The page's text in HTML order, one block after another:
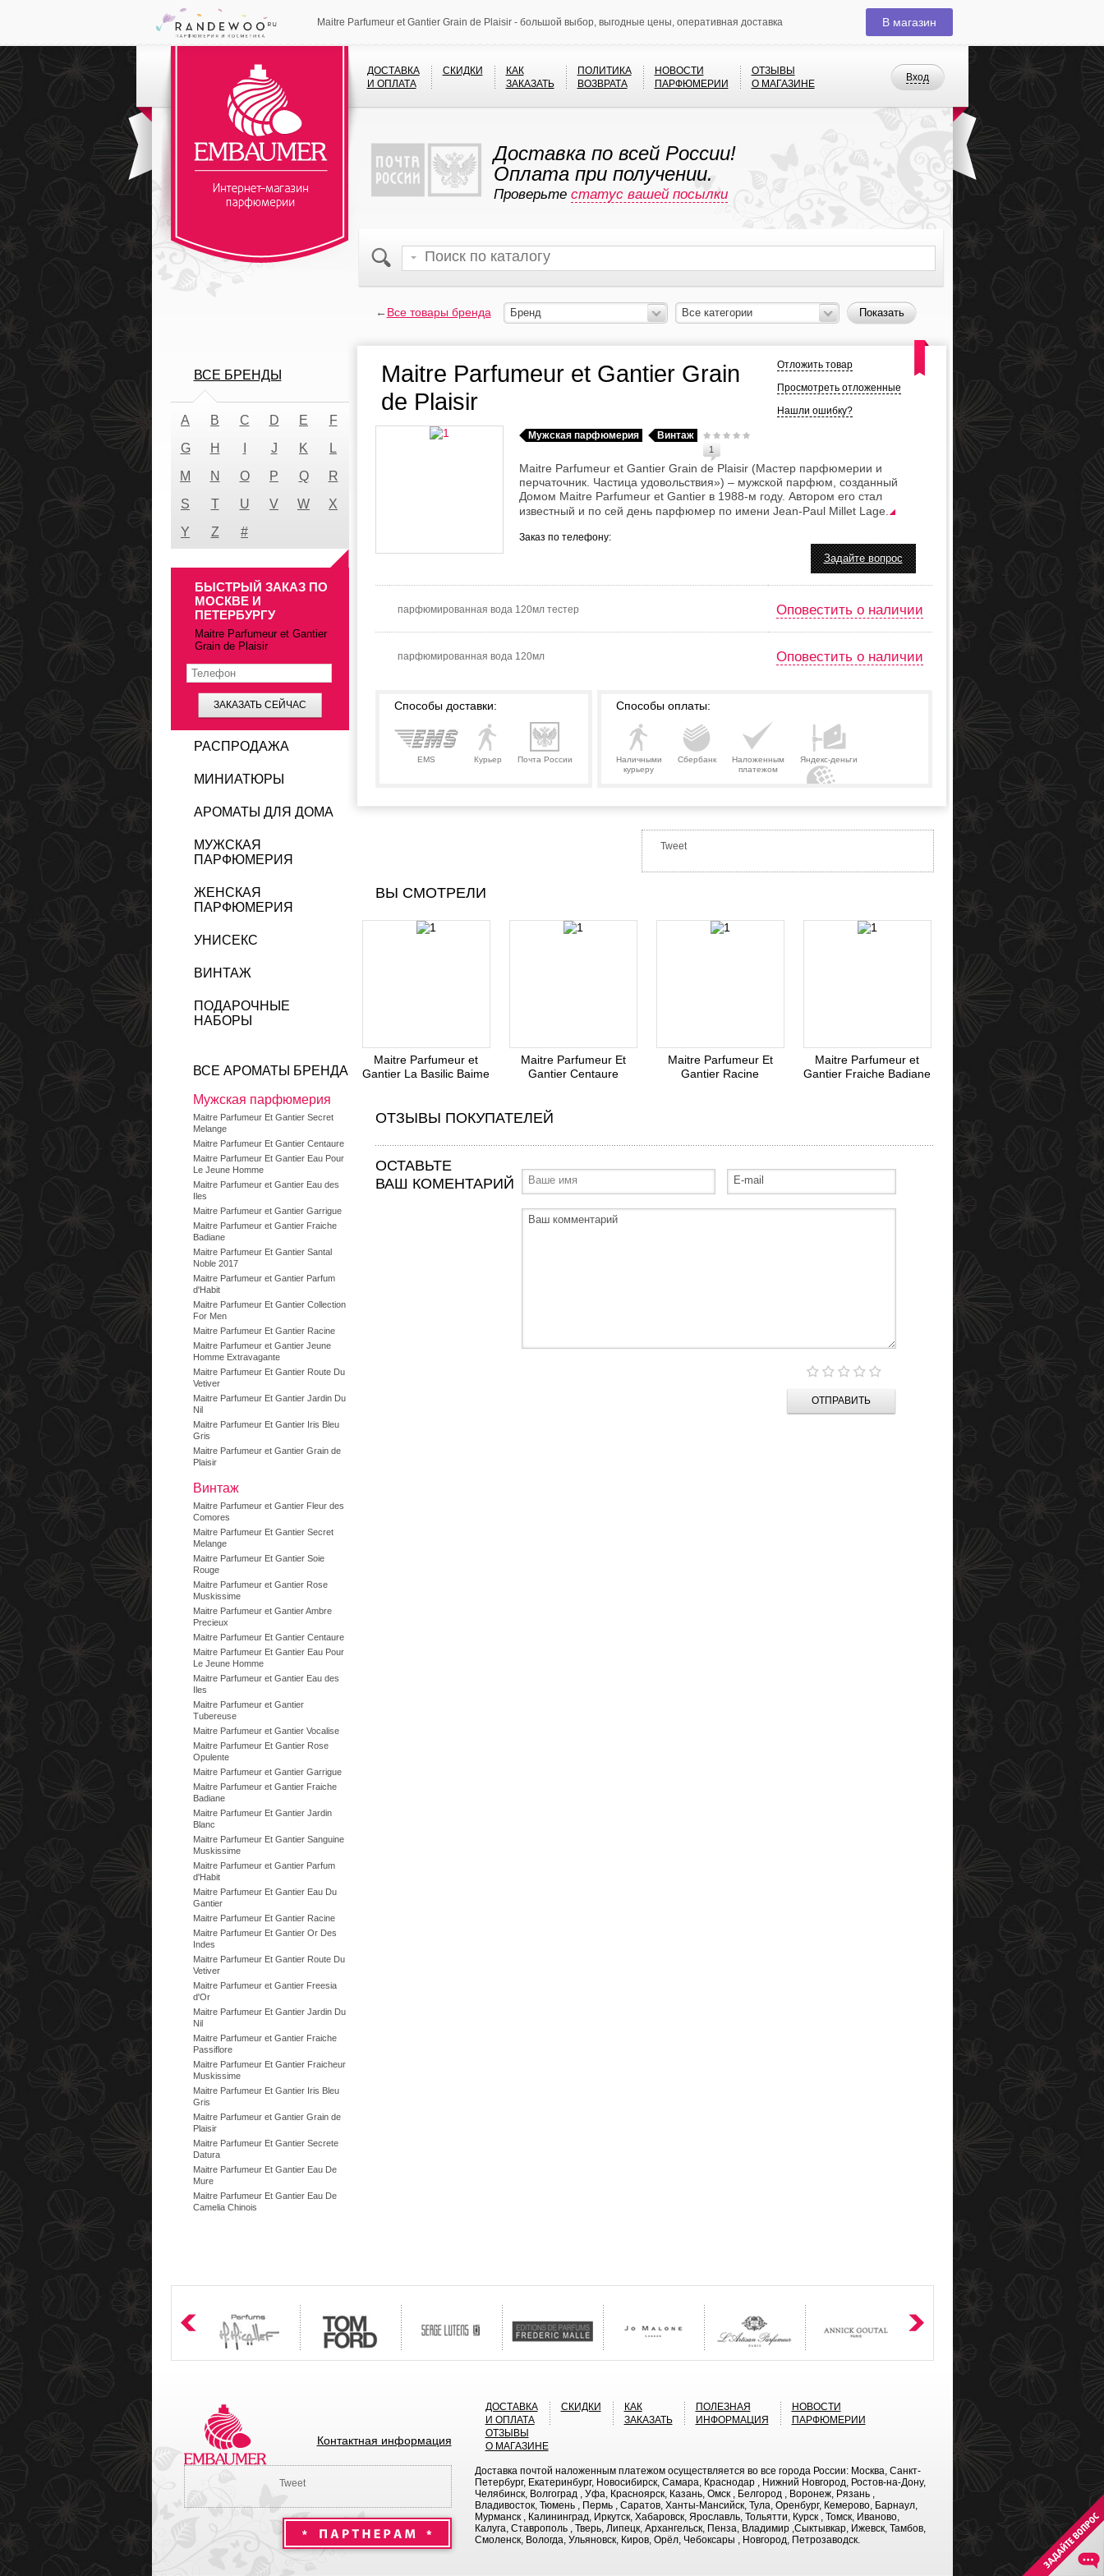
Maitre Parfumeur et Gantier Grain de Plaisir - большой выбор, выгодные цены, оперативная доставка В магазин
Вход
ДОСТАВКА
И ОПЛАТА
СКИДКИ
КАК
ЗАКАЗАТЬ
ПОЛИТИКА
ВОЗВРАТА
НОВОСТИ
ПАРФЮМЕРИИ
ОТЗЫВЫ
О МАГАЗИНЕ
Доставка по всей России!
Оплата при получении.
Проверьте статус вашей посылки
←Все товары бренда Бренд Все категории Показать
Отложить товар
Просмотреть отложенные
Нашли ошибку?
Maitre Parfumeur et Gantier Grain
de Plaisir
Мужская парфюмерия Винтаж
1
Maitre Parfumeur et Gantier Grain de Plaisir (Мастер парфюмерии и
перчаточник. Частица удовольствия») – мужской парфюм, созданный
Домом Maitre Parfumeur et Gantier в 1988-м году. Автором его стал
известный и по сей день парфюмер по имени Jean-Paul Millet Lage.
Задайте вопрос
Заказ по телефону:
парфюмированная вода 120мл тестер Оповестить о наличии
парфюмированная вода 120мл Оповестить о наличии
Способы доставки:
EMS Курьер Почта России
Способы оплаты:
Наличными
курьеру
Сбербанк
Наложенным
платежом
Яндекс-деньги
Tweet
ВЫ СМОТРЕЛИ
Maitre Parfumeur et
Gantier La Basilic Baime
Maitre Parfumeur Et
Gantier Centaure
Maitre Parfumeur Et
Gantier Racine
Maitre Parfumeur et
Gantier Fraiche Badiane
ОТЗЫВЫ ПОКУПАТЕЛЕЙ
ОСТАВЬТЕ
ВАШ КОМЕНТАРИЙ
ОТПРАВИТЬ
ВСЕ БРЕНДЫ
A B C D E
F
G
H J K
L
M
N O P Q
R
S
T U V W
X
Y
Z #
БЫСТРЫЙ ЗАКАЗ ПО
МОСКВЕ И
ПЕТЕРБУРГУ
Maitre Parfumeur et Gantier
Grain de Plaisir
ЗАКАЗАТЬ СЕЙЧАС
РАСПРОДАЖА
МИНИАТЮРЫ
АРОМАТЫ ДЛЯ ДОМА
МУЖСКАЯ
ПАРФЮМЕРИЯ
ЖЕНСКАЯ
ПАРФЮМЕРИЯ
УНИСЕКС
ВИНТАЖ
ПОДАРОЧНЫЕ
НАБОРЫ
ВСЕ АРОМАТЫ БРЕНДА
Мужская парфюмерия
Maitre Parfumeur Et Gantier Secret
Melange
Maitre Parfumeur Et Gantier Centaure
Maitre Parfumeur Et Gantier Eau Pour
Le Jeune Homme
Maitre Parfumeur et Gantier Eau des
Iles
Maitre Parfumeur et Gantier Garrigue
Maitre Parfumeur et Gantier Fraiche
Badiane
Maitre Parfumeur Et Gantier Santal
Noble 2017
Maitre Parfumeur et Gantier Parfum
d'Habit
Maitre Parfumeur Et Gantier Collection
For Men
Maitre Parfumeur Et Gantier Racine
Maitre Parfumeur et Gantier Jeune
Homme Extravagante
Maitre Parfumeur Et Gantier Route Du
Vetiver
Maitre Parfumeur Et Gantier Jardin Du
Nil
Maitre Parfumeur Et Gantier Iris Bleu
Gris
Maitre Parfumeur et Gantier Grain de
Plaisir
Винтаж
Maitre Parfumeur et Gantier Fleur des
Comores
Maitre Parfumeur Et Gantier Secret
Melange
Maitre Parfumeur Et Gantier Soie
Rouge
Maitre Parfumeur et Gantier Rose
Muskissime
Maitre Parfumeur et Gantier Ambre
Precieux
Maitre Parfumeur Et Gantier Centaure
Maitre Parfumeur Et Gantier Eau Pour
Le Jeune Homme
Maitre Parfumeur et Gantier Eau des
Iles
Maitre Parfumeur et Gantier
Tubereuse
Maitre Parfumeur et Gantier Vocalise
Maitre Parfumeur Et Gantier Rose
Opulente
Maitre Parfumeur et Gantier Garrigue
Maitre Parfumeur et Gantier Fraiche
Badiane
Maitre Parfumeur Et Gantier Jardin
Blanc
Maitre Parfumeur Et Gantier Sanguine
Muskissime
Maitre Parfumeur et Gantier Parfum
d'Habit
Maitre Parfumeur Et Gantier Eau Du
Gantier
Maitre Parfumeur Et Gantier Racine
Maitre Parfumeur Et Gantier Or Des
Indes
Maitre Parfumeur Et Gantier Route Du
Vetiver
Maitre Parfumeur et Gantier Freesia
d'Or
Maitre Parfumeur Et Gantier Jardin Du
Nil
Maitre Parfumeur et Gantier Fraiche
Passiflore
Maitre Parfumeur Et Gantier Fraicheur
Muskissime
Maitre Parfumeur Et Gantier Iris Bleu
Gris
Maitre Parfumeur et Gantier Grain de
Plaisir
Maitre Parfumeur Et Gantier Secrete
Datura
Maitre Parfumeur Et Gantier Eau De
Mure
Maitre Parfumeur Et Gantier Eau De
Camelia Chinois
Контактная информация
ДОСТАВКА
И ОПЛАТА
СКИДКИ
КАК
ЗАКАЗАТЬ
ПОЛЕЗНАЯ
ИНФОРМАЦИЯ
НОВОСТИ
ПАРФЮМЕРИИ
ОТЗЫВЫ
О МАГАЗИНЕ
Tweet
Доставка почтой наложенным платежом осуществляется во все города России: Москва, Санкт-
Петербург, Екатеринбург, Новосибирск, Самара, Краснодар , Нижний Новгород, Ростов-на-Дону,
Челябинск, Волгоград , Уфа, Красноярск, Казань, Омск , Белгород , Воронеж, Рязань ,
Владивосток, Тюмень , Пермь , Саратов, Ханты-Мансийск, Тула, Оренбург, Кемерово, Барнаул,
Мурманск , Калининград, Иркутск, Хабаровск, Ярославль, Тольятти, Курск , Томск, Иваново,
Калуга, Ставрополь , Тверь, Липецк, Архангельск, Пенза, Владимир ,Сыктывкар, Ижевск, Тамбов,
Смоленск, Вологда, Ульяновск, Киров, Орёл, Чебоксары , Новгород, Петрозаводск.